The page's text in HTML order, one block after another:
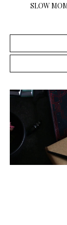
SLOW